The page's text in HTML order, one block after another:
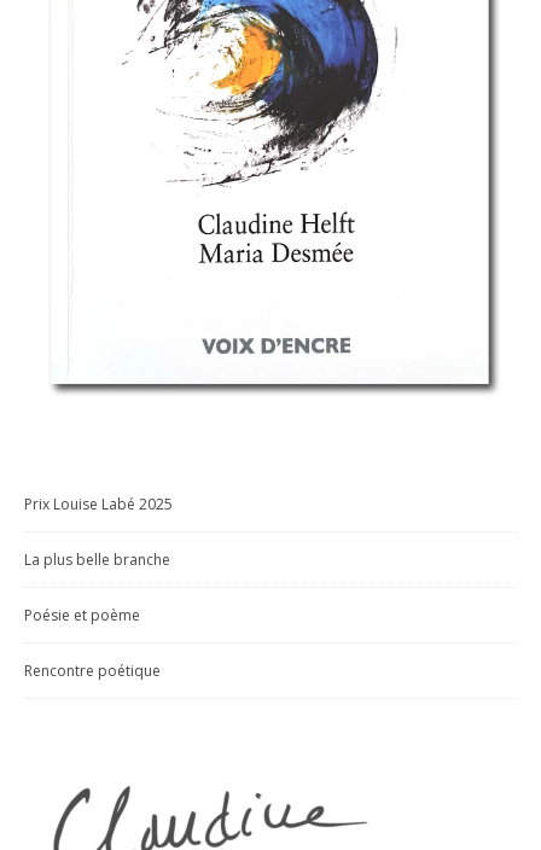
Prix Louise Labé 2025
La plus belle branche
Poésie et poème
Rencontre poétique